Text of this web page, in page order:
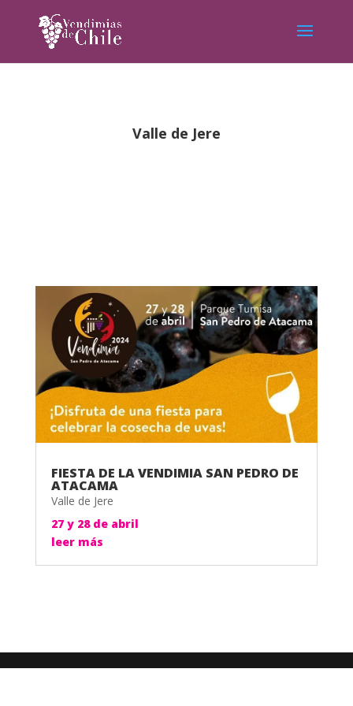
Valle de Jere
FIESTA DE LA VENDIMIA SAN PEDRO DE
ATACAMA
Valle de Jere
27 y 28 de abril
leer más